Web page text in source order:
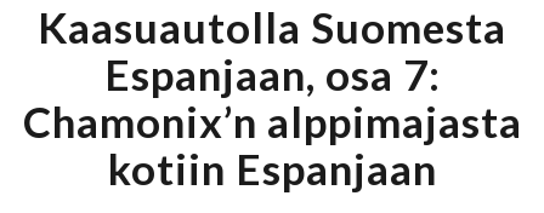
Kaasuautolla Suomesta
Espanjaan, osa 7:
Chamonix’n alppimajasta
kotiin Espanjaan